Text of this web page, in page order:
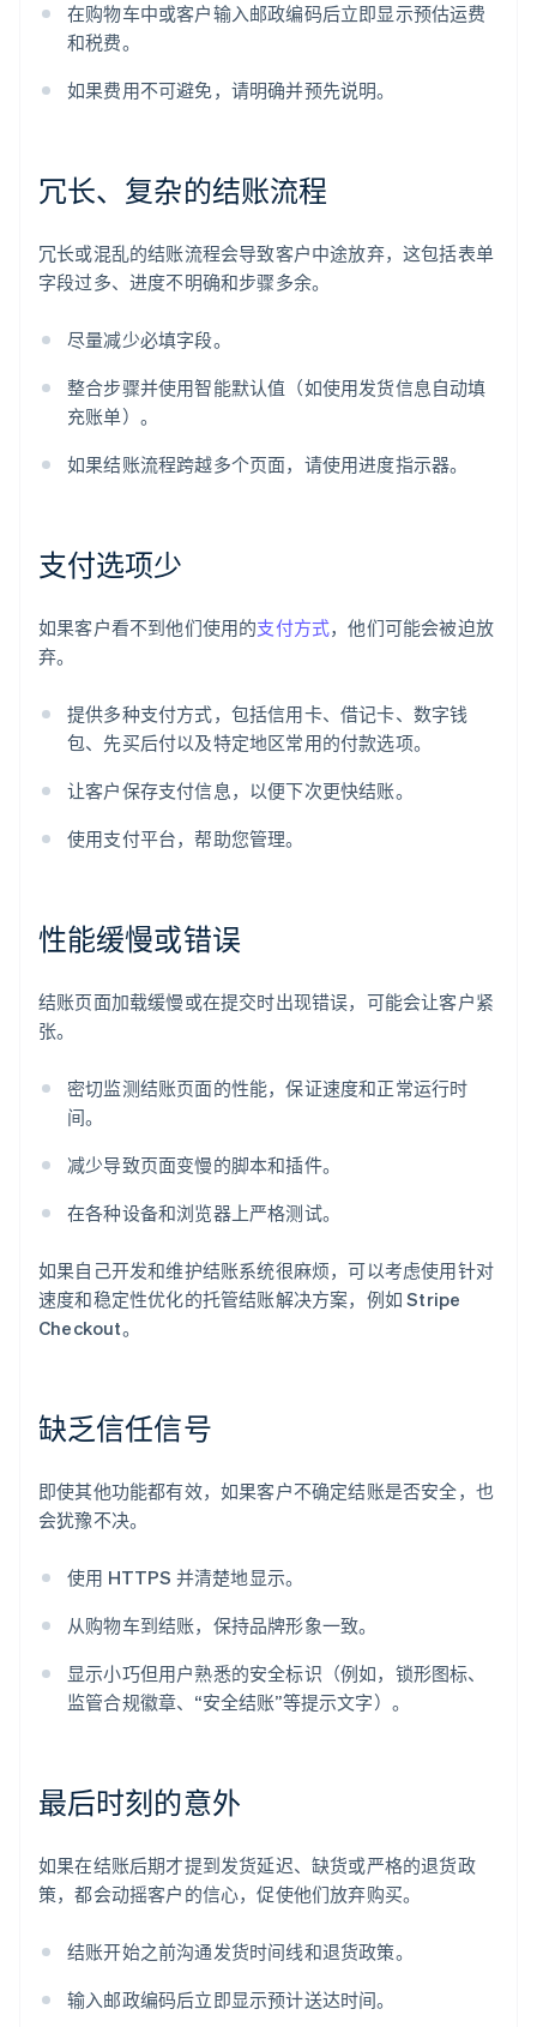
在购物车中或客户输入邮政编码后立即显示预估运费
和税费。
如果费用不可避免，请明确并预先说明。
冗长、复杂的结账流程
冗长或混乱的结账流程会导致客户中途放弃，这包括表单
字段过多、进度不明确和步骤多余。
尽量减少必填字段。
整合步骤并使用智能默认值（如使用发货信息自动填
充账单）。
如果结账流程跨越多个页面，请使用进度指示器。
支付选项少
如果客户看不到他们使用的支付方式，他们可能会被迫放
弃。
提供多种支付方式，包括信用卡、借记卡、数字钱
包、先买后付以及特定地区常用的付款选项。
让客户保存支付信息，以便下次更快结账。
使用支付平台，帮助您管理。
性能缓慢或错误
结账页面加载缓慢或在提交时出现错误，可能会让客户紧
张。
密切监测结账页面的性能，保证速度和正常运行时
间。
减少导致页面变慢的脚本和插件。
在各种设备和浏览器上严格测试。
如果自己开发和维护结账系统很麻烦，可以考虑使用针对
速度和稳定性优化的托管结账解决方案，例如 Stripe
Checkout。
缺乏信任信号
即使其他功能都有效，如果客户不确定结账是否安全，也
会犹豫不决。
使用 HTTPS 并清楚地显示。
从购物车到结账，保持品牌形象一致。
显示小巧但用户熟悉的安全标识（例如，锁形图标、
监管合规徽章、“安全结账”等提示文字）。
最后时刻的意外
如果在结账后期才提到发货延迟、缺货或严格的退货政
策，都会动摇客户的信心，促使他们放弃购买。
结账开始之前沟通发货时间线和退货政策。
输入邮政编码后立即显示预计送达时间。
阿联酋
爱尔兰
English
爱沙尼亚
奥地利
澳大利亚